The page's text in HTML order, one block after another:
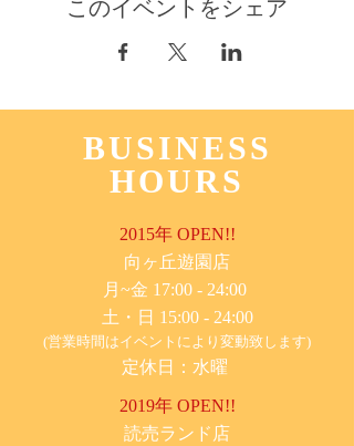
このイベントをシェア
BUSINESS
HOURS
2015年 OPEN!!
​向ヶ丘遊園店
月~金 17:00 - 24:00
土・日 15:00 - 24:00
(営業時間はイベントにより変動致します)
定休日：水曜
2019年 OPEN!!
​読売ランド店